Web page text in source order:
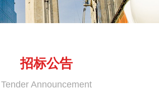
招标公告
Tender Announcement